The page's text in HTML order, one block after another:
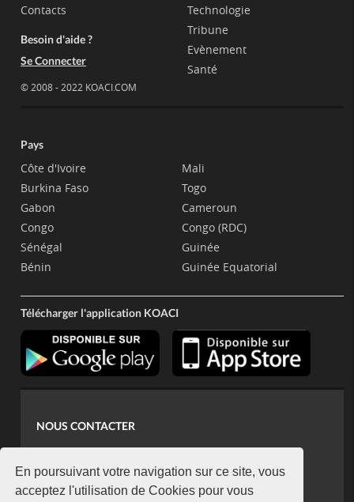
En poursuivant votre navigation sur ce site, vous
acceptez l'utilisation de Cookies pour vous
Contacts
Besoin d'aide ?
Se Connecter
© 2008 - 2022 KOACI.COM
Technologie
Tribune
Evènement
Santé
Pays
Côte d'Ivoire
Burkina Faso
Gabon
Congo
Sénégal
Bénin
Mali
Togo
Cameroun
Congo (RDC)
Guinée
Guinée Equatorial
Télécharger l'application KOACI
NOUS CONTACTER
koaci@yahoo.fr
+225 07 08 85 52 93